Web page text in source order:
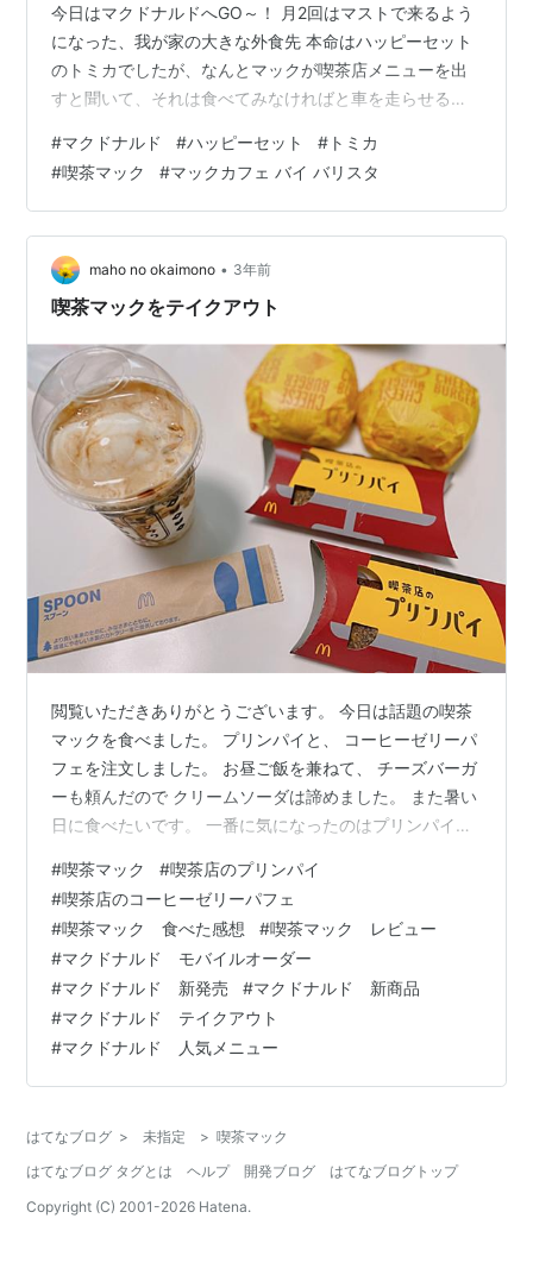
今日はマクドナルドへGO～！ 月2回はマストで来るよう
になった、我が家の大きな外食先 本命はハッピーセット
のトミカでしたが、なんとマックが喫茶店メニューを出
すと聞いて、それは食べてみなければと車を走らせるの
ております！では、早速おうちで飲んでみましょう～ 写
真の時点で既に若干溶けているのが気になりつつも…(笑)
ちょうどおやつどきだったこともあり、一度に全部オー
ダーしました！ それぞれ感想を述べていきたいと思いま
す！ スポンサードリンク 喫茶店のコーヒーゼリーパフェ
（３８０円） 珈琲ゼリー…
#マクドナルド #ハッピーセット # トミカ
#喫茶マック #マックカフェ バイ バリスタ
maho no okaimono • 3年前
喫茶マックをテイクアウト
閲覧いただきありがとうございます。 今日は話題の喫茶
マックを食べました。 プリンパイと、 コーヒーゼリーパ
フェを注文しました。 お昼ご飯を兼ねて、 チーズバーガ
ーも頼んだので クリームソーダは諦めました。 また暑い
日に食べたいです。 一番に気になったのはプリンパイ
演中の中島颯太さんが 先日行われていたインスタライブ
で、 特に、パフェを絶賛されていた 気がしたのでパフェ
も食べました。 感想はどちらも美味しかったです！ コー
ヒーゼリーパフェは、下にある コーンフレークが、思っ
たより いい役目を果たしていました。 パフェのコーンフ
レークに 美味し…
#喫茶マック #喫茶店のプリンパイ
#喫茶店のコーヒーゼリーパフェ
#喫茶マック 食べた感想 #喫茶マック レビュー
#マクドナルド モバイルオーダー
#マクドナルド 新発売 #マクドナルド 新商品
#マクドナルド テイクアウト
#マクドナルド 人気メニュー
はてなブログ > 未指定 > 喫茶マック
はてなブログ タグとは
ヘルプ 開発ブログ
はてなブログトップ
Copyright (C) 2001-2026 Hatena.